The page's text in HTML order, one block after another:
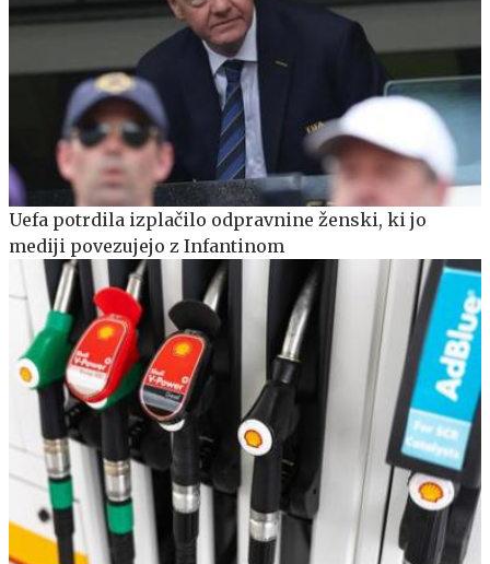
Uefa potrdila izplačilo odpravnine ženski, ki jo
mediji povezujejo z Infantinom